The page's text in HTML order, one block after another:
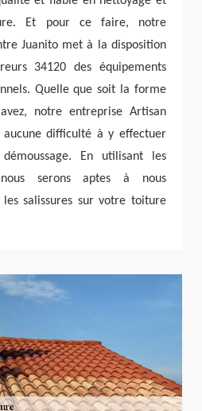
Et pour ce faire, notre
Juanito met à la disposition
34120 des équipements
Quelle que soit la forme
notre entreprise Artisan
aucune difficulté à y effectuer
En utilisant les
serons aptes à nous
salissures sur votre toiture